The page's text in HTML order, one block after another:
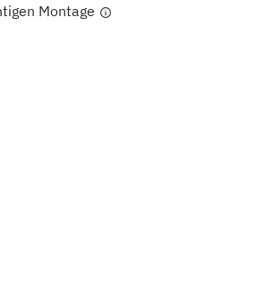
Montage